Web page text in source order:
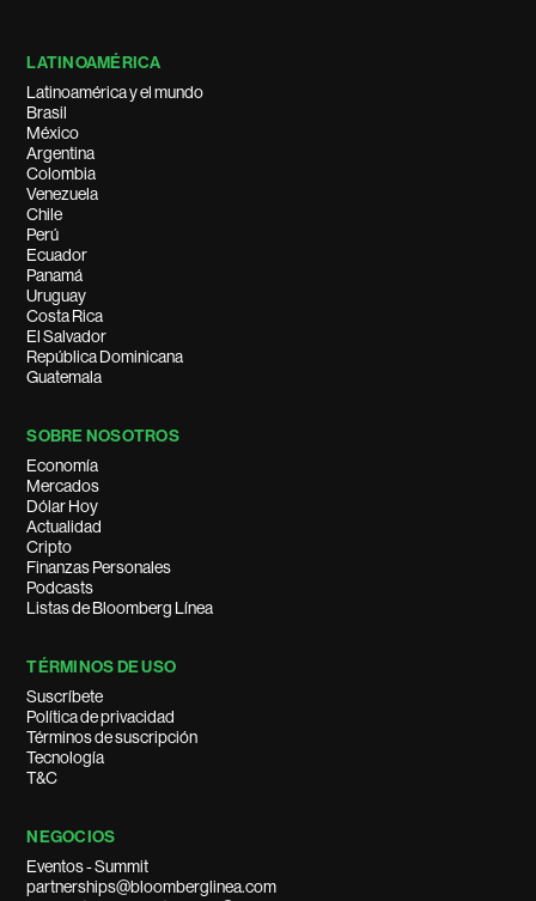
LATINOAMÉRICA
Latinoamérica y el mundo
Brasil
México
Argentina
Colombia
Venezuela
Chile
Perú
Ecuador
Panamá
Uruguay
Costa Rica
El Salvador
República Dominicana
Guatemala
SOBRE NOSOTROS
Economía
Mercados
Dólar Hoy
Actualidad
Cripto
Finanzas Personales
Podcasts
Listas de Bloomberg Línea
TÉRMINOS DE USO
Suscríbete
Política de privacidad
Términos de suscripción
Tecnología
T&C
NEGOCIOS
Eventos - Summit
partnerships@bloomberglinea.com